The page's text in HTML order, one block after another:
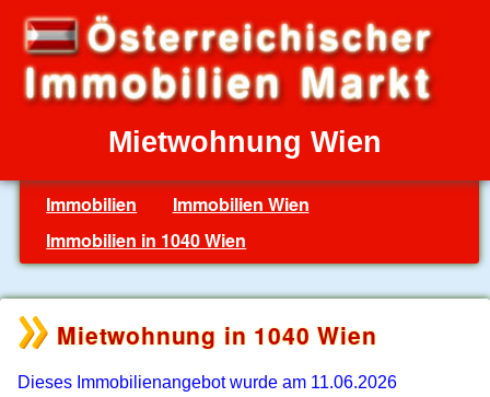
Mietwohnung Wien
Immobilien
Immobilien Wien
Immobilien in 1040 Wien
Mietwohnung in 1040 Wien
Dieses Immobilienangebot wurde am 11.06.2026